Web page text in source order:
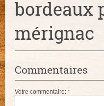
bordeaux
mérignac
Commentaires
Votre commentaire: *